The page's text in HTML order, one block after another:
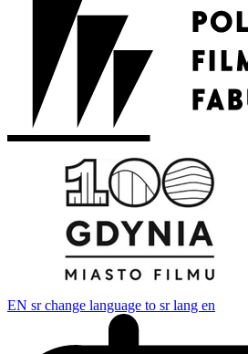
EN sr change language to sr lang en